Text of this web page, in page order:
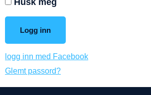
Husk meg
logg inn med Facebook
Glemt passord?